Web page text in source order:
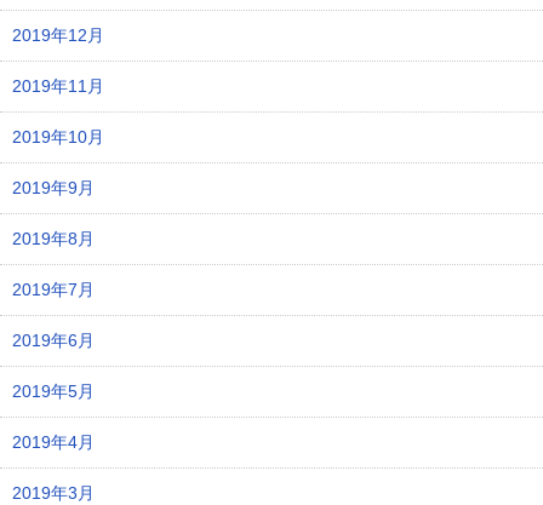
2019年12月
2019年11月
2019年10月
2019年9月
2019年8月
2019年7月
2019年6月
2019年5月
2019年4月
2019年3月